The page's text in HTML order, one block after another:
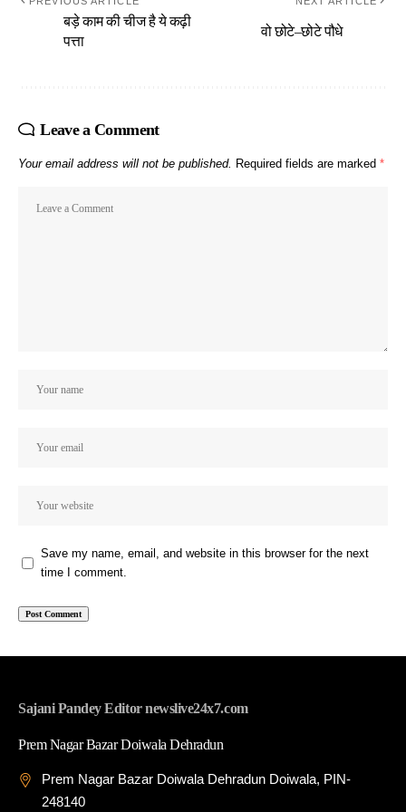
बड़े काम की चीज है ये कढ़ी
पत्ता
वो छोटे–छोटे पौधे
Leave a Comment
Your email address will not be published. Required fields are marked *
Save my name, email, and website in this browser for the next
time I comment.
Sajani Pandey Editor newslive24x7.com
Prem Nagar Bazar Doiwala Dehradun
Prem Nagar Bazar Doiwala Dehradun Doiwala, PIN-
248140